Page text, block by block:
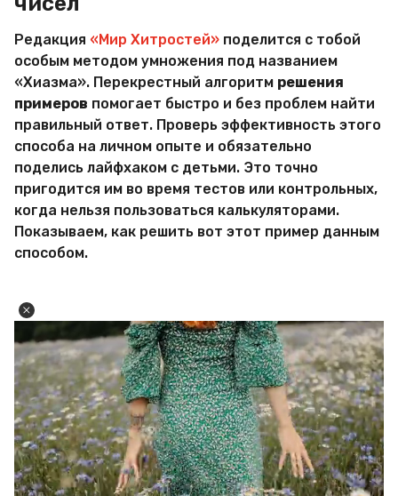
Редакция «Мир Хитростей» поделится с тобой
особым методом умножения под названием
«Хиазма». Перекрестный алгоритм решения
примеров помогает быстро и без проблем найти
правильный ответ. Проверь эффективность этого
способа на личном опыте и обязательно
поделись лайфхаком с детьми. Это точно
пригодится им во время тестов или контрольных,
когда нельзя пользоваться калькуляторами.
Показываем, как решить вот этот пример данным
способом.